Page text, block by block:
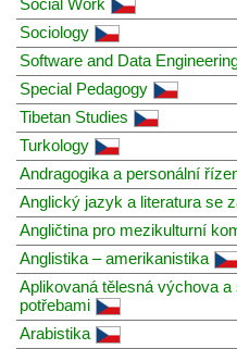
Social Work
Sociology
Software and Data
Special Pedagogy
Tibetan Studies
Turkology
Andragogika a personální
Anglický jazyk a literatura se
Angličtina pro mezikulturní
Anglistika – amerikanistika
Aplikovaná tělesná výchova
potřebami
Arabistika